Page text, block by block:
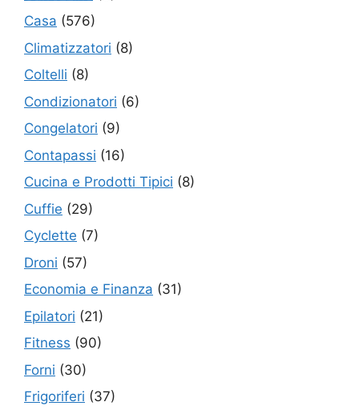
Casa (576)
Climatizzatori (8)
Coltelli (8)
Condizionatori (6)
Congelatori (9)
Contapassi (16)
Cucina e Prodotti Tipici (8)
Cuffie (29)
Cyclette (7)
Droni (57)
Economia e Finanza (31)
Epilatori (21)
Fitness (90)
Forni (30)
Frigoriferi (37)